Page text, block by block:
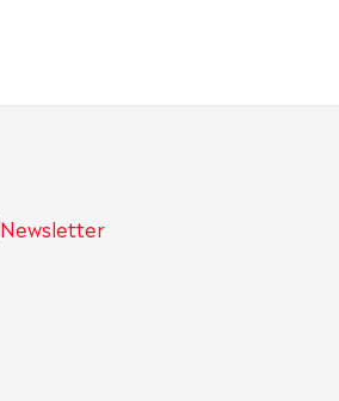
Newsletter